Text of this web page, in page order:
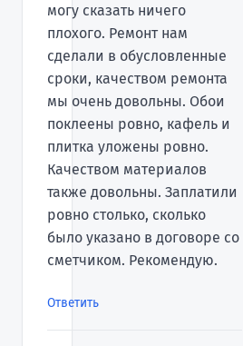
могу сказать ничего
плохого. Ремонт нам
сделали в обусловленные
сроки, качеством ремонта
мы очень довольны. Обои
поклеены ровно, кафель и
плитка уложены ровно.
Качеством материалов
также довольны. Заплатили
ровно столько, сколько
было указано в договоре со
сметчиком. Рекомендую.
Ответить